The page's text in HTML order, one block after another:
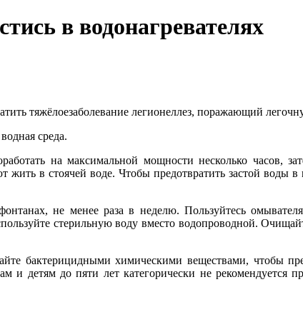
в водонагревателях
тяжёлоезаболевание легионеллез, поражающий
среда.
на максимальной мощности несколько часов,
в стоячей воде. Чтобы предотвратить застой воды в
не менее раза в неделю. Пользуйтесь
стерильную воду вместо водопроводной.
бактерицидными химическими веществами, чтобы
детям до пяти лет категорически не рекомендуется